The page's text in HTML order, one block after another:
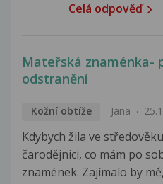
Celá odpověď
Mateřská znaménka-
odstranění
Kožní obtíže Jana
Kdybych žila ve
čarodějnici, co mám po
znamének. Zajímalo by